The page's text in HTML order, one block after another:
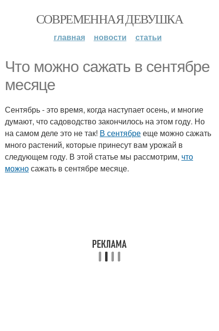
СОВРЕМЕННАЯ ДЕВУШКА
главная новости статьи
Что можно сажать в сентябре
месяце
Сентябрь - это время, когда наступает осень, и многие
думают, что садоводство закончилось на этом году. Но
на самом деле это не так! В сентябрееще можно сажать
много растений, которые принесут вам урожай в
следующем году. В этой статье мы рассмотрим, что
можносажать в сентябре месяце.